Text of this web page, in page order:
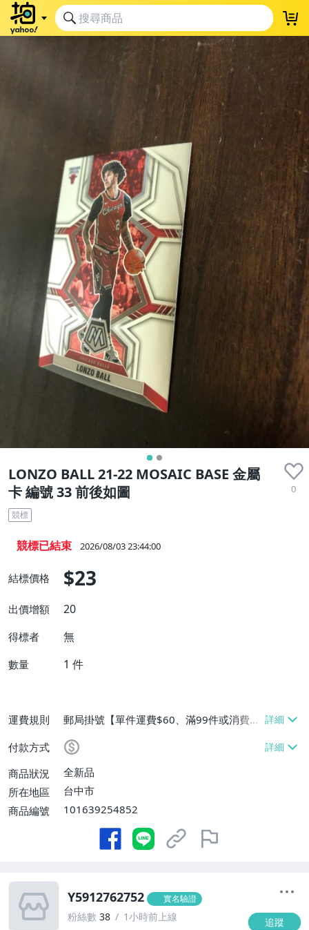
LONZO BALL 21-22 MOSAIC BASE 金屬
卡 編號 33 前後如圖
0
競標
競標已結束 2026/08/03 23:44:00
結標價格 $23
出價增額 20
得標者 無
數量 1 件
運費規則
郵局掛號【單件運費$60、滿99件或消費滿
$9999免運費】
付款方式
商品狀況
全新品
所在地區
台中市
商品編號
101639254852
Y5912762752 實名驗證
粉絲數 38 1小時前上線 追蹤